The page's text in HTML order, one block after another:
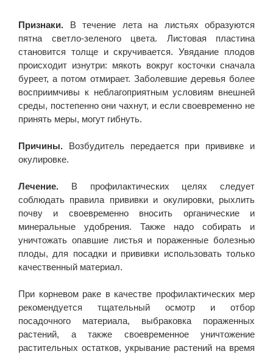
Признаки. В течение лета на листьях образуются
пятна светло-зеленого цвета. Листовая пластина
становится толще и скручивается. Увядание плодов
происходит изнутри: мякоть вокруг косточки сначала
буреет, а потом отмирает. Заболевшие деревья более
восприимчивы к неблагоприятным условиям внешней
среды, постепенно они чахнут, и если своевременно не
принять меры, могут гибнуть.
Причины. Возбудитель передается при прививке и
окулировке.
Лечение. В профилактических целях следует
соблюдать правила прививки и окулировки, рыхлить
почву и своевременно вносить органические и
минеральные удобрения. Также надо собирать и
уничтожать опавшие листья и пораженные болезнью
плоды, для посадки и прививки использовать только
качественный материал.
При корневом раке в качестве профилактических мер
рекомендуется тщательный осмотр и отбор
посадочного материала, выбраковка пораженных
растений, а также своевременное уничтожение
растительных остатков, укрывание растений на время